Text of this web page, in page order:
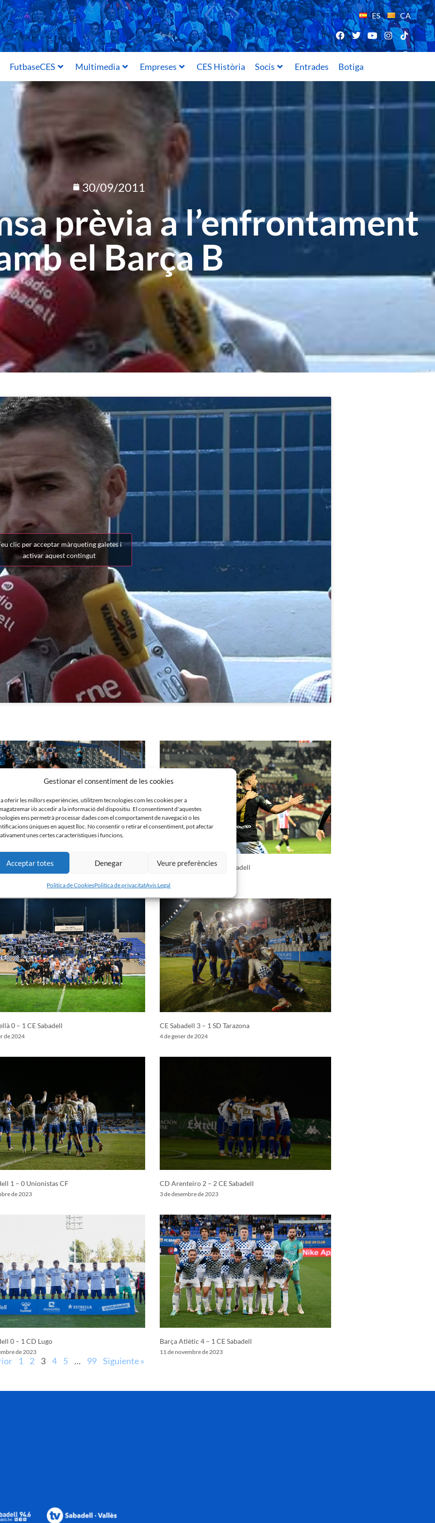
Gestionar el consentiment de les cookies
oferir les millors experiències, utilitzem tecnologies com les cookies per a
i/o accedir a la informació del dispositiu. El consentiment d'aquestes
ens permetrà processar dades com el comportament de navegació o les
úniques en aquest lloc. No consentir o retirar el consentiment, pot afectar
unes certes característiques i funcions.
Acceptar totes Denegar Veure preferències
Politica de CookiesPolitica de privacitatAvis Legal
ES CA
FutbaseCES Multimedia Empreses CES Història Socis Entrades Botiga
30/09/2011
prèvia a l’enfrontament
el Barça B
clic per acceptar màrqueting galetes i
activar aquest contingut
1 – 1 Rayo Majadahonda SD Logroñés 1 – 1 CE Sabadell
0 – 1 CE Sabadell
de 2024
CE Sabadell 3 – 1 SD Tarazona
4 de gener de 2024
1 – 0 Unionistas CF
de 2023
CD Arenteiro 2 – 2 CE Sabadell
3 de desembre de 2023
0 – 1 CD Lugo
de 2023
Barça Atlètic 4 – 1 CE Sabadell
11 de novembre de 2023
1 2 3 4 5 … 99 Siguiente »